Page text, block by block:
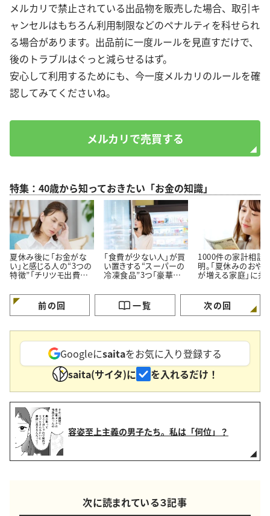
メルカリで禁止されている出品物を販売した場合、取引キ
ャンセルはもちろん利用制限などのペナルティを科せられ
る場合があります。出品前に一度ルールを見直すだけで、
後のトラブルはぐっと減らせるはず。
安心して利用するためにも、今一度メルカリのルールを確
認してみてくださいね。
メルカリで売買する
特集：40歳から知っておきたい「お金の知識」
夏休み後に「お金がな
い」と感じる人の“3つの
特徴”「チリツモ出費に
「食費が少ない人」が買
い置きする“スーパーの
冷凍食品”3つ「豪華に
る」
1000件の家計相談
明。「夏休みのおや
が増える家庭」に共
前の回 一覧 次の回
Googleにsaitaをお気に入り登録する
saita(サイタ)に
を入れるだけ！
容姿至上主義の男子たち。私は「何位」？
次に読まれている３記事